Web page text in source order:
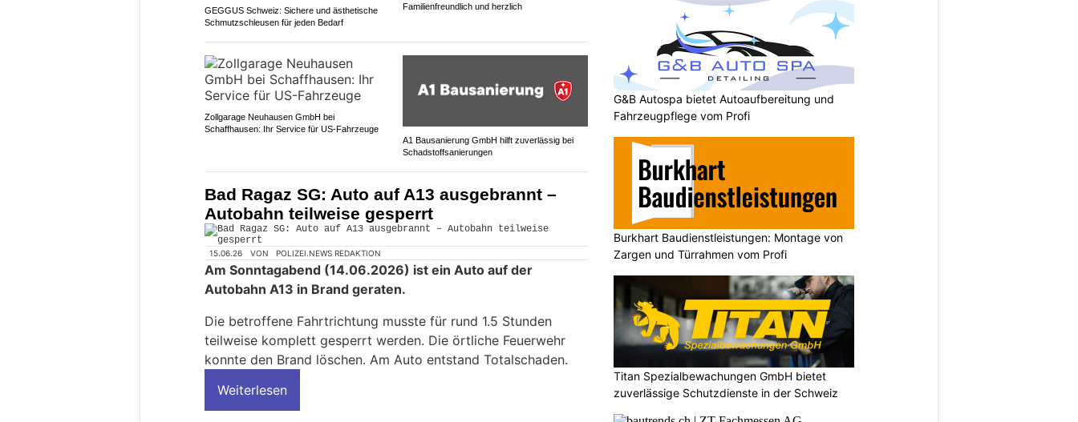
GEGGUS Schweiz: Sichere und ästhetische
Schmutzschleusen für jeden Bedarf
Familienfreundlich und herzlich
Zollgarage Neuhausen GmbH bei
Schaffhausen: Ihr Service für US-Fahrzeuge
A1 Bausanierung GmbH hilft zuverlässig bei
Schadstoffsanierungen
Bad Ragaz SG: Auto auf A13 ausgebrannt –
Autobahn teilweise gesperrt
15.06.26 VON POLIZEI.NEWS REDAKTION
Am Sonntagabend (14.06.2026) ist ein Auto auf der
Autobahn A13 in Brand geraten.
Die betroffene Fahrtrichtung musste für rund 1.5 Stunden
teilweise komplett gesperrt werden. Die örtliche Feuerwehr
konnte den Brand löschen. Am Auto entstand Totalschaden.
Weiterlesen
G&B Autospa bietet Autoaufbereitung und
Fahrzeugpflege vom Profi
Burkhart Baudienstleistungen: Montage von
Zargen und Türrahmen vom Profi
Titan Spezialbewachungen GmbH bietet
zuverlässige Schutzdienste in der Schweiz